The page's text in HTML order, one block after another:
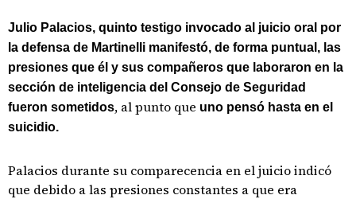
Julio Palacios, quinto testigo invocado al juicio oral por
la defensa de Martinelli manifestó, de forma puntual, las
presiones que él y sus compañeros que laboraron en la
sección de inteligencia del Consejo de Seguridad
fueron sometidos, al punto que uno pensó hasta en el
suicidio.
Palacios durante su comparecencia en el juicio indicó
que debido a las presiones constantes a que era